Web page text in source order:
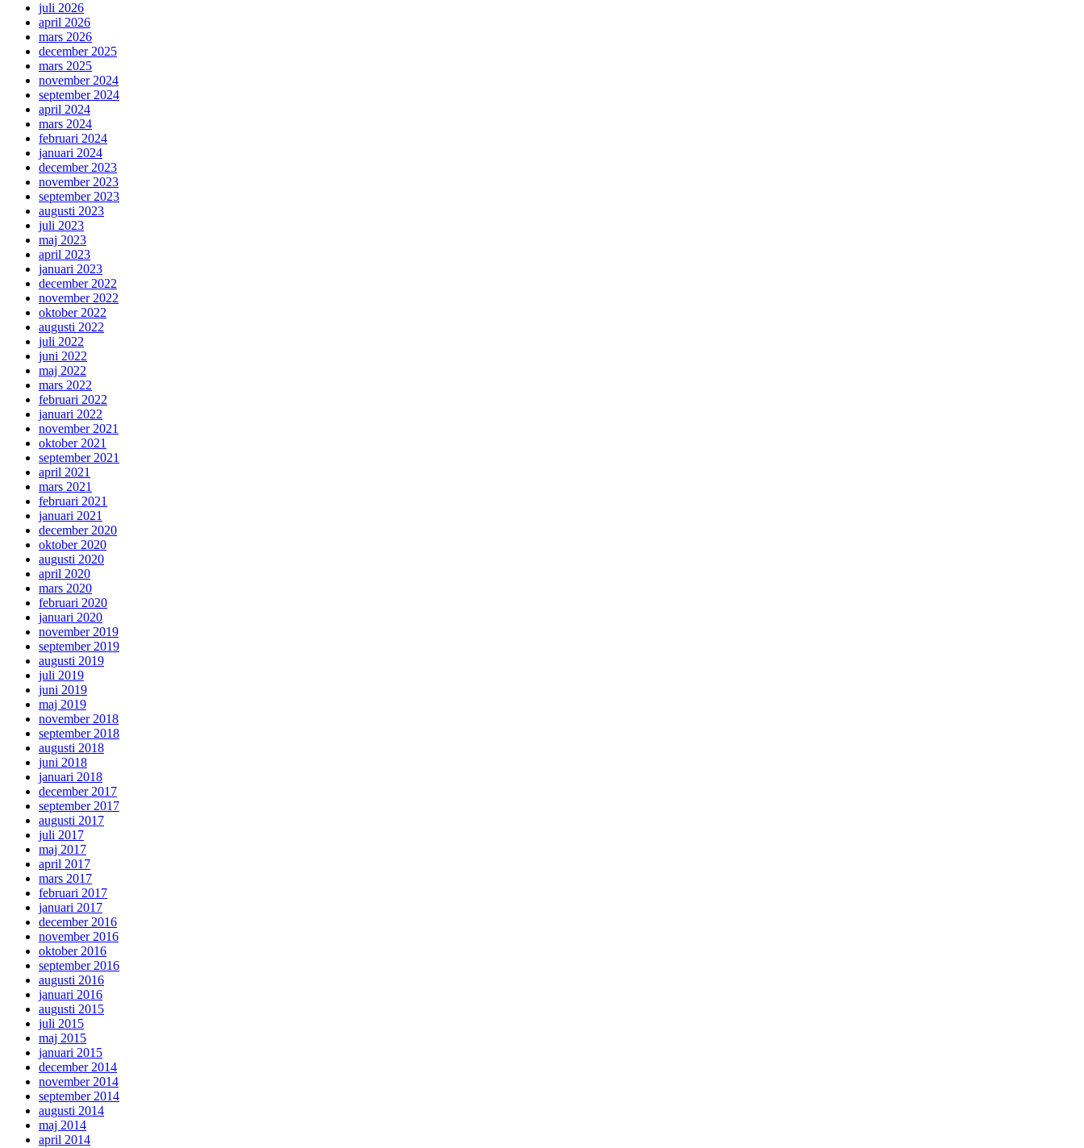
juli 2026
april 2026
mars 2026
december 2025
mars 2025
november 2024
september 2024
april 2024
mars 2024
februari 2024
januari 2024
december 2023
november 2023
september 2023
augusti 2023
juli 2023
maj 2023
april 2023
januari 2023
december 2022
november 2022
oktober 2022
augusti 2022
juli 2022
juni 2022
maj 2022
mars 2022
februari 2022
januari 2022
november 2021
oktober 2021
september 2021
april 2021
mars 2021
februari 2021
januari 2021
december 2020
oktober 2020
augusti 2020
april 2020
mars 2020
februari 2020
januari 2020
november 2019
september 2019
augusti 2019
juli 2019
juni 2019
maj 2019
november 2018
september 2018
augusti 2018
juni 2018
januari 2018
december 2017
september 2017
augusti 2017
juli 2017
maj 2017
april 2017
mars 2017
februari 2017
januari 2017
december 2016
november 2016
oktober 2016
september 2016
augusti 2016
januari 2016
augusti 2015
juli 2015
maj 2015
januari 2015
december 2014
november 2014
september 2014
augusti 2014
maj 2014
april 2014